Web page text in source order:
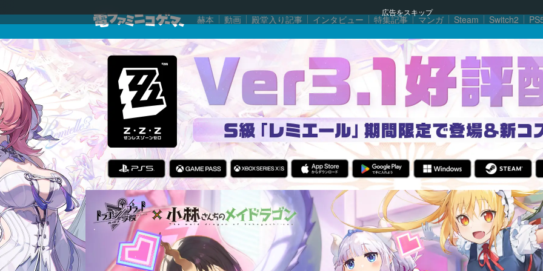
広告をスキップ
赫本 動画 殿堂入り記事 インタビュー 特集記事 マンガ Steam Switch2